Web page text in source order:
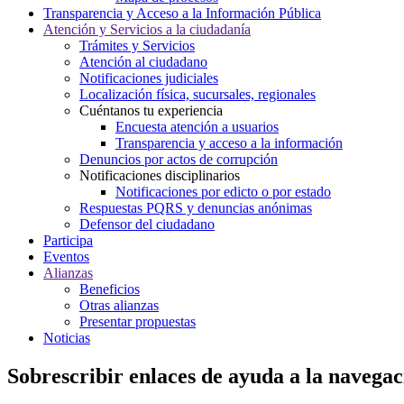
Transparencia y Acceso a la Información Pública
Atención y Servicios a la ciudadanía
Trámites y Servicios
Atención al ciudadano
Notificaciones judiciales
Localización física, sucursales, regionales
Cuéntanos tu experiencia
Encuesta atención a usuarios
Transparencia y acceso a la información
Denuncios por actos de corrupción
Notificaciones disciplinarios
Notificaciones por edicto o por estado
Respuestas PQRS y denuncias anónimas
Defensor del ciudadano
Participa
Eventos
Alianzas
Beneficios
Otras alianzas
Presentar propuestas
Noticias
Sobrescribir enlaces de ayuda a la